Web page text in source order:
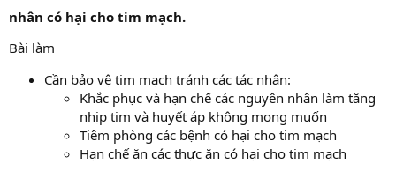
nhân có hại cho tim mạch.
Bài làm
Cần bảo vệ tim mạch tránh các tác nhân:
Khắc phục và hạn chế các nguyên nhân làm tăng
nhịp tim và huyết áp không mong muốn
Tiêm phòng các bệnh có hại cho tim mạch
Hạn chế ăn các thực ăn có hại cho tim mạch